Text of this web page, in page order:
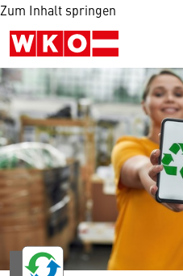
Zum Inhalt springen